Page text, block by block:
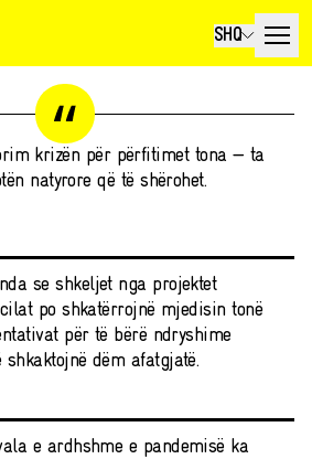
SHQ
krizën për përfitimet tona — ta
natyrore që të shërohet.
se shkeljet nga projektet
po shkatërrojnë mjedisin tonë
për të bërë ndryshime
dëm afatgjatë.
e ardhshme e pandemisë ka